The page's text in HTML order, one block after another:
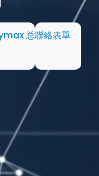
总聯絡表單